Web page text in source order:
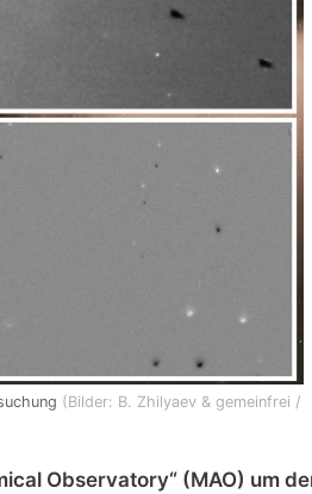
(Bilder: B. Zhilyaev & gemeinfrei /
Observatory“ (MAO) um